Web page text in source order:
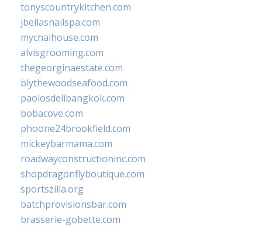
tonyscountrykitchen.com
jbellasnailspa.com
mychaihouse.com
alvisgrooming.com
thegeorginaestate.com
blythewoodseafood.com
paolosdelibangkok.com
bobacove.com
phoone24brookfield.com
mickeybarmama.com
roadwayconstructioninc.com
shopdragonflyboutique.com
sportszilla.org
batchprovisionsbar.com
brasserie-gobette.com